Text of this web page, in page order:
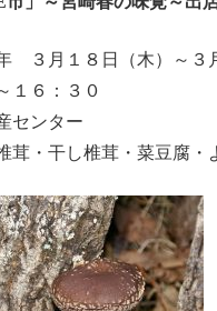
３月１８日（木）～３
１６：３０
センター
・干し椎茸・菜豆腐・